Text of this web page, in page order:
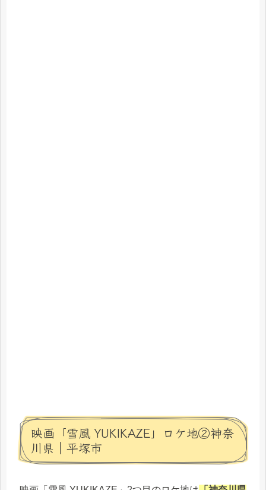
映画「雪風 YUKIKAZE」ロケ地②神奈
川県｜平塚市